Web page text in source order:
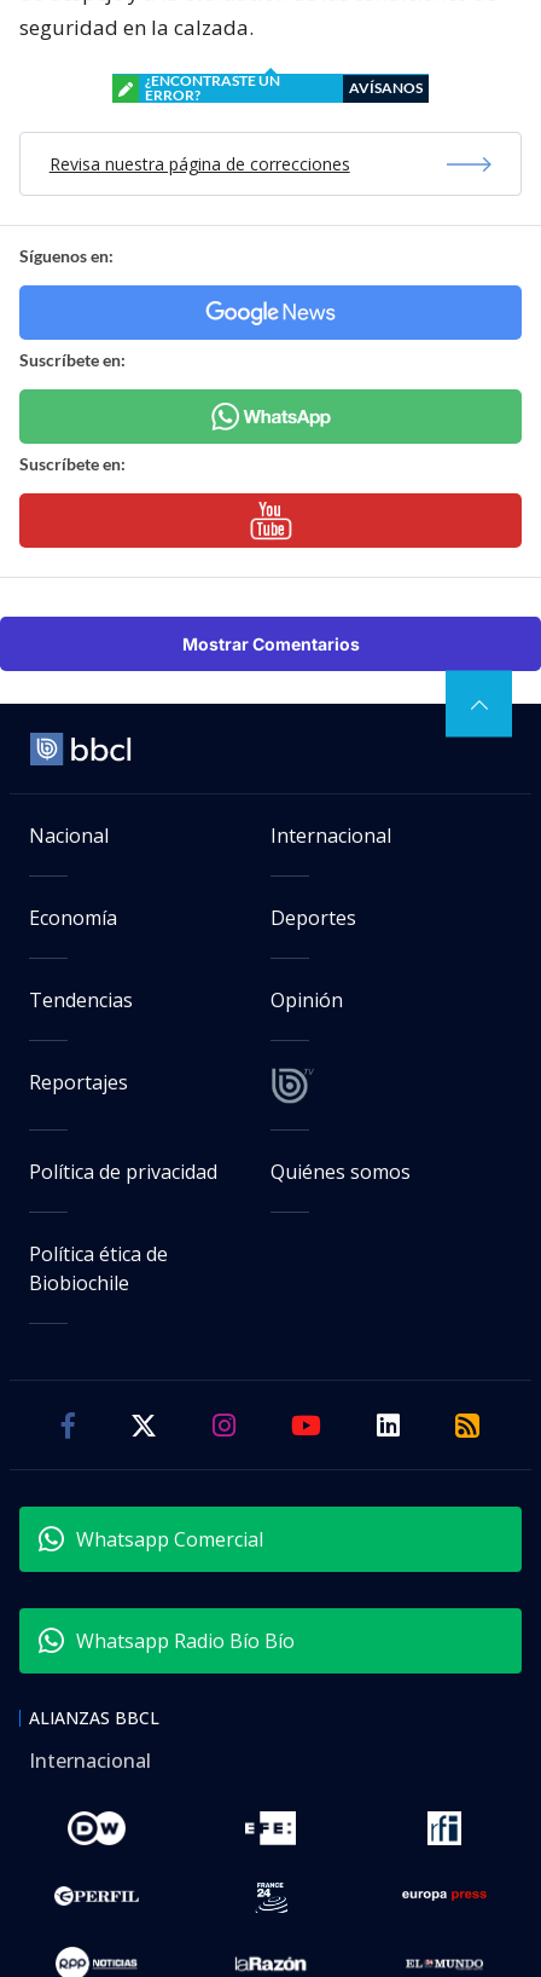
seguridad en la calzada.
¿ENCONTRASTE UN
ERROR?
AVÍSANOS
Revisa nuestra página de correcciones
Síguenos en:
Suscríbete en:
Suscríbete en:
Mostrar Comentarios
Nacional Internacional
Economía Deportes
Tendencias Opinión
Reportajes
Política de privacidad Quiénes somos
Política ética de
Biobiochile
Whatsapp Comercial
Whatsapp Radio Bío Bío
ALIANZAS BBCL
Internacional